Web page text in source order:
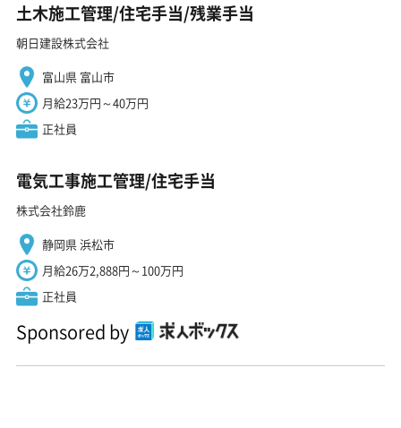
土木施工管理/住宅手当/残業手当
朝日建設株式会社
富山県 富山市
月給23万円～40万円
正社員
電気工事施工管理/住宅手当
株式会社鈴鹿
静岡県 浜松市
月給26万2,888円～100万円
正社員
Sponsored by